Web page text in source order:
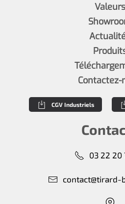
Valeurs
Contactez-
CGV Industriels
03 22 20
contact@tirard-